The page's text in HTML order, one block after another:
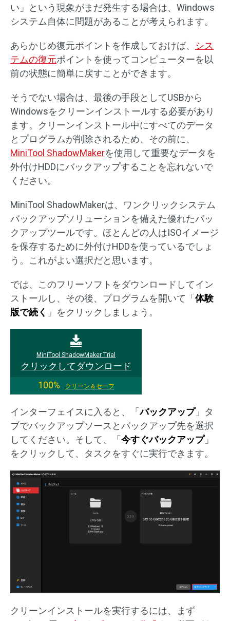
い」という現象がまだ発生する場合は、Windows
システム自体に問題があることが考えられます。
あらかじめ復元ポイントを作成しておけば、 シス
テムの復元ポイントを使ってコンピューターを以
前の状態に簡単に戻すことができます。
そうでない場合は、最後の手段としてUSBから
Windowsをクリーンインストールする必要があり
ます。クリーンインストール中にすべてのデータ
とプログラムが削除されるため、その前に、
MiniTool ShadowMakerを使用して重要なデータを
外付けHDDにバックアップすることを忘れないで
ください。
MiniTool ShadowMakerは、ワンクリックシステム
バックアップソリューションを備えた優れたバッ
クアップツールです。ほとんどの人はISOイメージ
を保存するために外付けHDDを使っているでしょ
う。これがよい選択だと思います。
では、このフリーソフトをダウンロードしてイン
ストールし、その後、プログラムを開いて「 体験
版で続く 」をクリックしましょう。
MiniTool ShadowMaker Trial
クリックしてダウンロード
100%
クリーン＆セーフ
インターフェイスに入ると、「バックアップ」タ
ブでバックアップソースとバックアップ先を選択
してください。そして、「 今すぐバックアップ」
をクリックして、タスクをすぐに実行できます。
クリーンインストールを実行するには、まず